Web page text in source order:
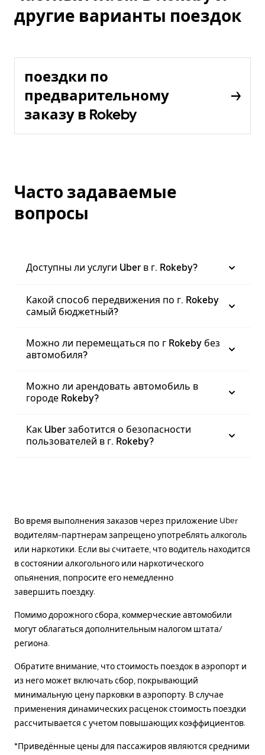
другие варианты поездок
поездки по
предварительному
заказу в Rokeby
Часто задаваемые
вопросы
Доступны ли услуги Uber в г. Rokeby?
Какой способ передвижения по г. Rokeby
самый бюджетный?
Можно ли перемещаться по г Rokeby без
автомобиля?
Можно ли арендовать автомобиль в
городе Rokeby?
Как Uber заботится о безопасности
пользователей в г. Rokeby?
Во время выполнения заказов через приложение Uber
водителям-партнерам запрещено употреблять алкоголь
или наркотики. Если вы считаете, что водитель находится
в состоянии алкогольного или наркотического
опьянения, попросите его немедленно
завершить поездку.
Помимо дорожного сбора, коммерческие автомобили
могут облагаться дополнительным налогом штата/
региона.
Обратите внимание, что стоимость поездок в аэропорт и
из него может включать сбор, покрывающий
минимальную цену парковки в аэропорту. В случае
применения динамических расценок стоимость поездки
рассчитывается с учетом повышающих коэффициентов.
*Приведённые цены для пассажиров являются средними